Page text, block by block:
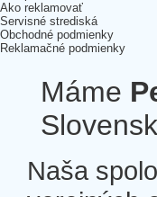
Ako reklamovať
Servisné strediská
Obchodné podmienky
Reklamačné podmienky
Máme
Naša